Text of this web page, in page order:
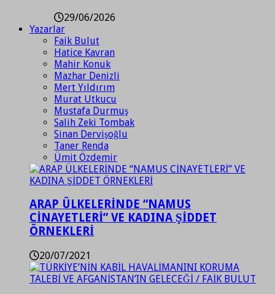
29/06/2026
Yazarlar
Faik Bulut
Hatice Kavran
Mahir Konuk
Mazhar Denizli
Mert Yıldırım
Murat Utkucu
Mustafa Durmuş
Salih Zeki Tombak
Sinan Dervişoğlu
Taner Renda
Ümit Özdemir
ARAP ÜLKELERİNDE “NAMUS
CİNAYETLERİ” VE KADINA ŞİDDET
ÖRNEKLERİ
20/07/2021